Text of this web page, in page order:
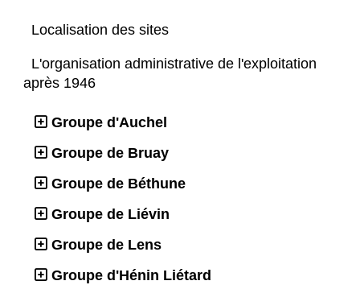
Localisation des sites
L'organisation administrative de l'exploitation
après 1946
Groupe d'Auchel
Groupe de Bruay
Groupe de Béthune
Groupe de Liévin
Groupe de Lens
Groupe d'Hénin Liétard